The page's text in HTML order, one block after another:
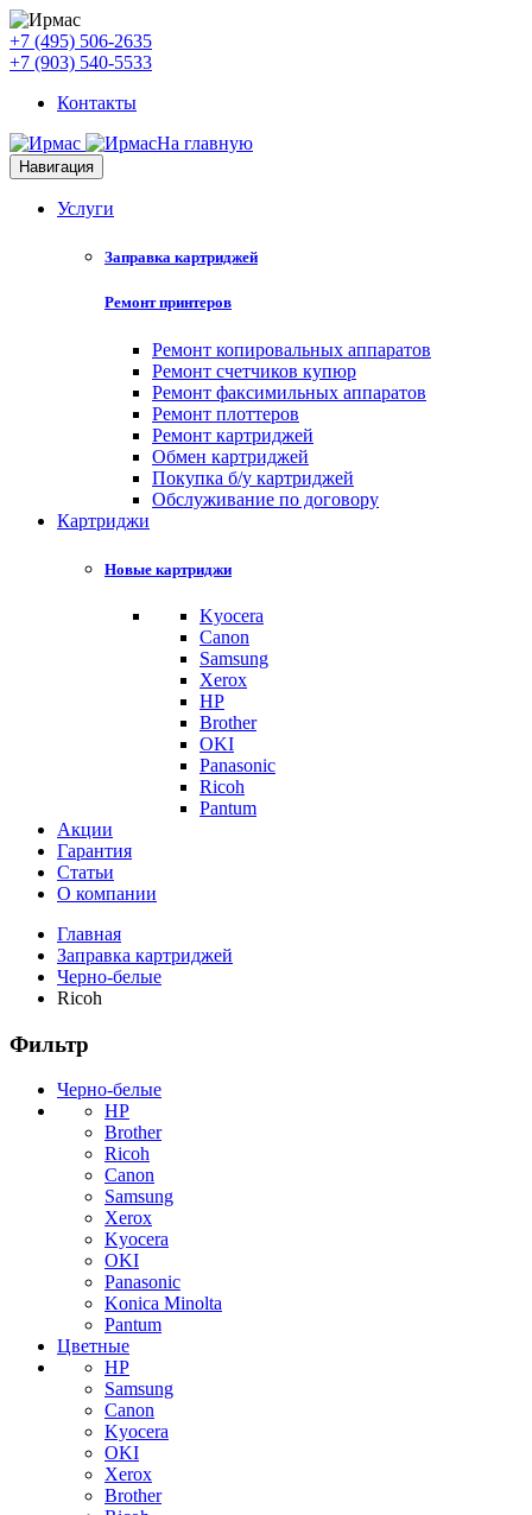
+7 (495) 506-2635
+7 (903) 540-5533
Контакты
На главную
Навигация
Услуги
Заправка картриджей
Ремонт принтеров
Ремонт копировальных аппаратов
Ремонт счетчиков купюр
Ремонт факсимильных аппаратов
Ремонт плоттеров
Ремонт картриджей
Обмен картриджей
Покупка б/у картриджей
Обслуживание по договору
Картриджи
Новые картриджи
Kyocera
Canon
Samsung
Xerox
HP
Brother
OKI
Panasonic
Ricoh
Pantum
Акции
Гарантия
Статьи
О компании
Главная
Заправка картриджей
Черно-белые
Ricoh
Фильтр
Черно-белые
HP
Brother
Ricoh
Canon
Samsung
Xerox
Kyocera
OKI
Panasonic
Konica Minolta
Pantum
Цветные
HP
Samsung
Canon
Kyocera
OKI
Xerox
Brother